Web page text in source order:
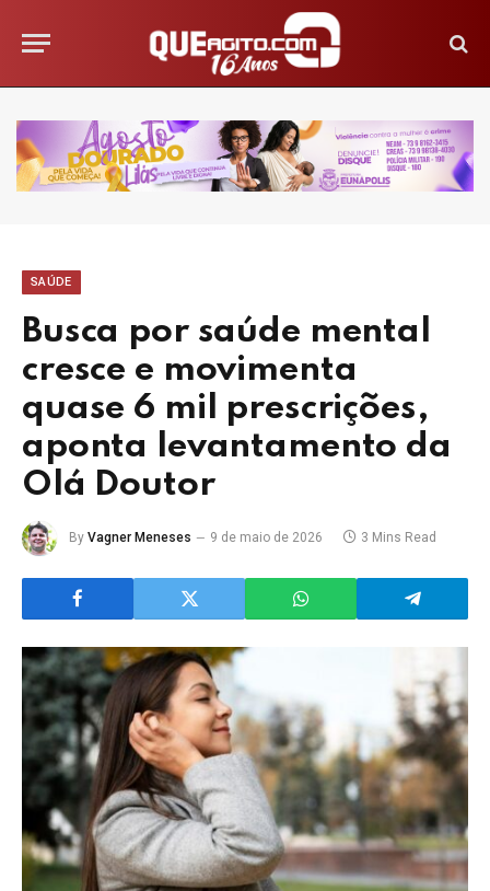
SAÚDE
Busca por saúde mental
cresce e movimenta
quase 6 mil prescrições,
aponta levantamento da
Olá Doutor
By Vagner Meneses 9 de maio de 2026 3 Mins Read